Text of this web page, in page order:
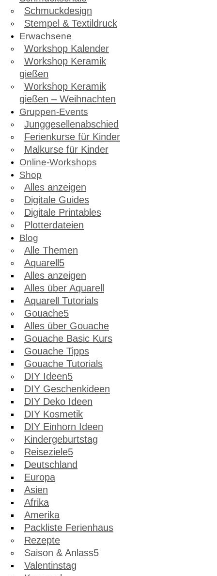
Schmuckdesign
Stempel & Textildruck
Erwachsene
Workshop Kalender
Workshop Keramik
gießen
Workshop Keramik
gießen – Weihnachten
Gruppen-Events
Junggesellenabschied
Ferienkurse für Kinder
Malkurse für Kinder
Online-Workshops
Shop
Alles anzeigen
Digitale Guides
Digitale Printables
Plotterdateien
Blog
Alle Themen
Aquarell
Alles anzeigen
Alles über Aquarell
Aquarell Tutorials
Gouache
Alles über Gouache
Gouache Basic Kurs
Gouache Tipps
Gouache Tutorials
DIY Ideen
DIY Geschenkideen
DIY Deko Ideen
DIY Kosmetik
DIY Einhorn Ideen
Kindergeburtstag
Reiseziele
Deutschland
Europa
Asien
Afrika
Amerika
Packliste Ferienhaus
Rezepte
Saison & Anlass
Valentinstag